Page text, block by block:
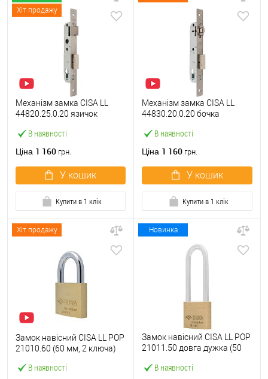
Хіт продажу
В наявності
Механізм замка CISA LL
44820.25.0.20 язичок
нержавіюча сталь
Ціна 1 160 грн.
У кошик
Купити в 1 клік
В наявності
Механізм замка CISA LL
44830.20.0.20 бочка
нержавіюча сталь
Ціна 1 160 грн.
У кошик
Купити в 1 клік
Хіт продажу
В наявності
Замок навісний CISA LL POP
21010.60 (60 мм, 2 ключа)
Новинка
В наявності
Замок навісний CISA LL POP
21011.50 довга дужка (50